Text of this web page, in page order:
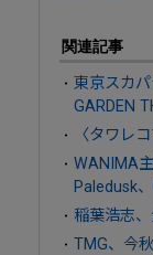
関連記事
東京スカ
GARDEN
〈タワレ
WANIMA
Paledusk
稲葉浩志
TMG、今